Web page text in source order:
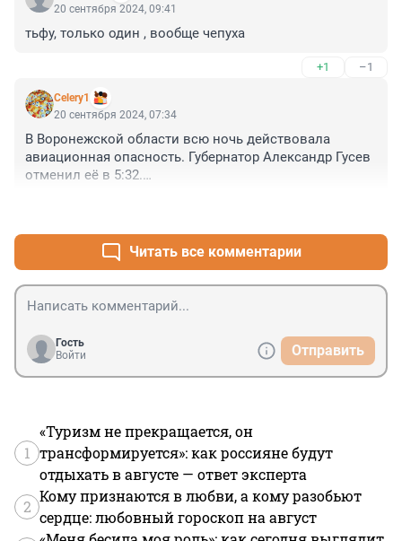
20 сентября 2024, 09:41
тьфу, только один , вообще чепуха
+1 –1
Celery1
20 сентября 2024, 07:34
В Воронежской области всю ночь действовала
авиационная опасность. Губернатор Александр Гусев
отменил её в 5:32.
Читать все комментарии
Гость
Войти
Отправить
1
«Туризм не прекращается, он
трансформируется»: как россияне будут
отдыхать в августе — ответ эксперта
2
Кому признаются в любви, а кому разобьют
сердце: любовный гороскоп на август